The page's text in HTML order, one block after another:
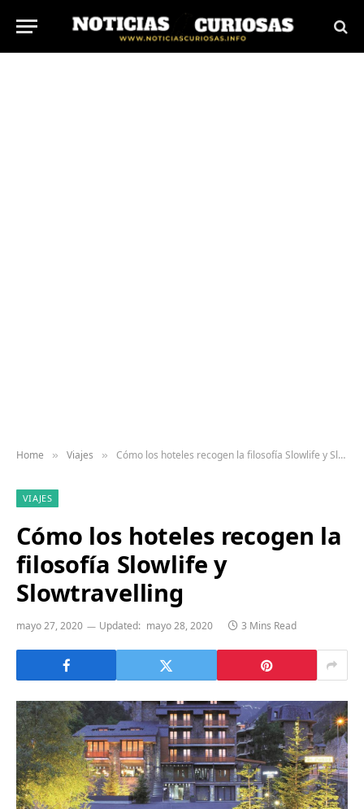
Home » Viajes » Cómo los hoteles recogen la filosofía Slowlife y Slowtravelling
VIAJES
Cómo los hoteles recogen la
filosofía Slowlife y
Slowtravelling
mayo 27, 2020 Updated: mayo 28, 2020 3 Mins Read